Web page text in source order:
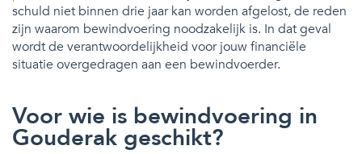
schuld niet binnen drie jaar kan worden afgelost, de reden
zijn waarom bewindvoering noodzakelijk is. In dat geval
wordt de verantwoordelijkheid voor jouw financiële
situatie overgedragen aan een bewindvoerder.
Voor wie is bewindvoering in
Gouderak geschikt?